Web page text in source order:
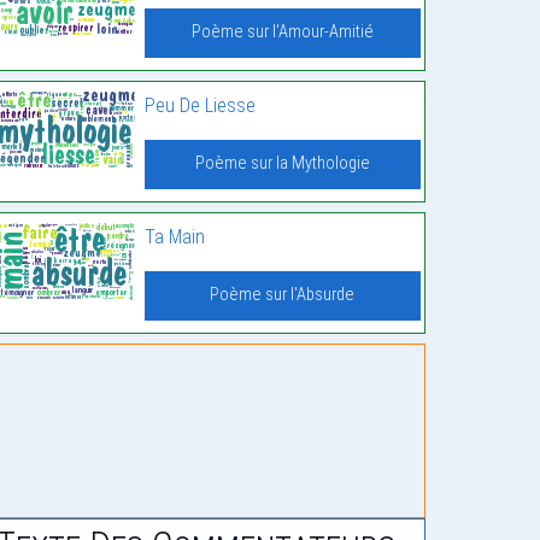
Poème sur l'Amour-Amitié
Peu De Liesse
Poème sur la Mythologie
Ta Main
Poème sur l'Absurde